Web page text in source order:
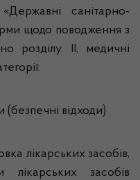
санітарно-
щодо поводження з
розділу II, медичні
(безпечні відходи)
лікарських засобів,
лікарських засобів